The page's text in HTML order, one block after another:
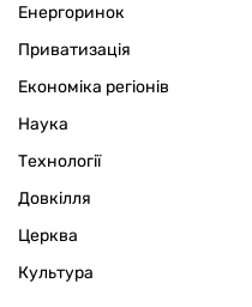
Енергоринок
Приватизація
Економіка регіонів
Наука
Технології
Довкілля
Церква
Культура